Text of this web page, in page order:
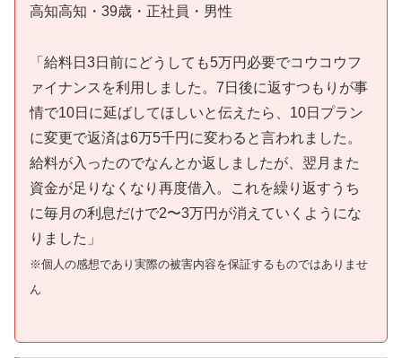
高知高知・39歳・正社員・男性
「給料日3日前にどうしても5万円必要でコウコウフ
ァイナンスを利用しました。7日後に返すつもりが事
情で10日に延ばしてほしいと伝えたら、10日プラン
に変更で返済は6万5千円に変わると言われました。
給料が入ったのでなんとか返しましたが、翌月また
資金が足りなくなり再度借入。これを繰り返すうち
に毎月の利息だけで2〜3万円が消えていくようにな
りました」
※個人の感想であり実際の被害内容を保証するものではありませ
ん